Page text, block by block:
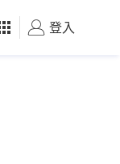
好食玩飛
登入